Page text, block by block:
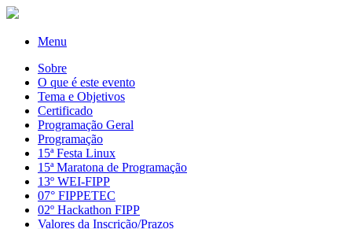
Menu
Sobre
O que é este evento
Tema e Objetivos
Certificado
Programação Geral
Programação
15ª Festa Linux
15ª Maratona de Programação
13º WEI-FIPP
07° FIPPETEC
02º Hackathon FIPP
Valores da Inscrição/Prazos